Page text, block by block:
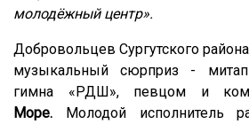
молодёжный центр».
Добровольцев Сургутского
музыкальный сюрприз -
гимна «РДШ», певцом и
Море. Молодой исполнитель